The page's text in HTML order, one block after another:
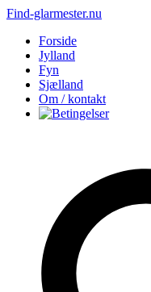
Find-glarmester.nu
Forside
Jylland
Fyn
Sjælland
Om / kontakt